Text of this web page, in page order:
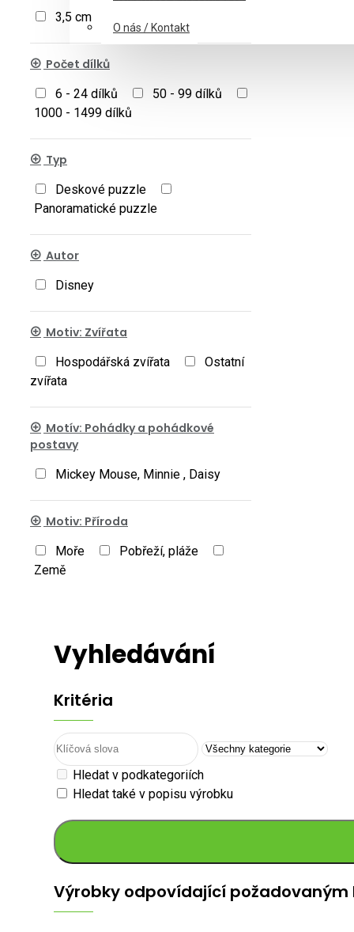
O nás / Kontakt
3,5 cm
Počet dílků
6 - 24 dílků
50 - 99 dílků
1000 - 1499 dílků
Typ
Deskové puzzle
Panoramatické puzzle
Autor
Disney
Motiv: Zvířata
Hospodářská zvířata
Ostatní
zvířata
Motív: Pohádky a pohádkové
postavy
Mickey Mouse, Minnie , Daisy
Motiv: Příroda
Moře
Pobřeží, pláže
Země
Vyhledávání
Kritéria
Hledat v podkategoriích
Hledat také v popisu výrobku
Výrobky odpovídající požadovaným